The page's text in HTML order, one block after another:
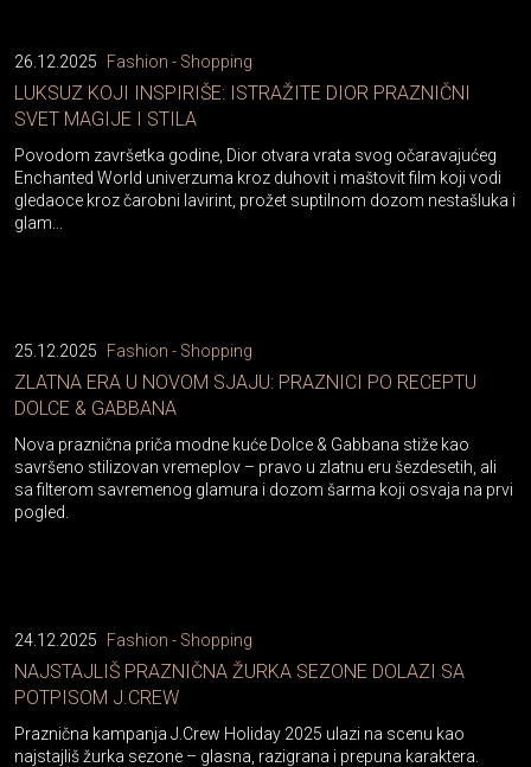
26.12.2025 Fashion - Shopping
LUKSUZ KOJI INSPIRIŠE: ISTRAŽITE DIOR PRAZNIČNI
SVET MAGIJE I STILA
Povodom završetka godine, Dior otvara vrata svog očaravajućeg
Enchanted World univerzuma kroz duhovit i maštovit film koji vodi
gledaoce kroz čarobni lavirint, prožet suptilnom dozom nestašluka i
glam...
25.12.2025 Fashion - Shopping
ZLATNA ERA U NOVOM SJAJU: PRAZNICI PO RECEPTU
DOLCE & GABBANA
Nova praznična priča modne kuće Dolce & Gabbana stiže kao
savršeno stilizovan vremeplov – pravo u zlatnu eru šezdesetih, ali
sa filterom savremenog glamura i dozom šarma koji osvaja na prvi
pogled.
24.12.2025 Fashion - Shopping
NAJSTAJLIŠ PRAZNIČNA ŽURKA SEZONE DOLAZI SA
POTPISOM J.CREW
Praznična kampanja J.Crew Holiday 2025 ulazi na scenu kao
najstajliš žurka sezone – glasna, razigrana i prepuna karaktera.